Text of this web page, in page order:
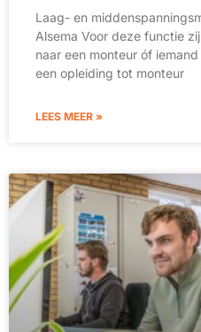
Laag- en
Alsema Voor deze functie
naar een monteur óf
een opleiding tot monteur
LEES MEER »